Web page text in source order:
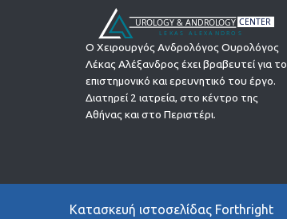
Ο Χειρουργός Ανδρολόγος Ουρολόγος
Λέκας Αλέξανδρος έχει βραβευτεί για το
επιστημονικό και ερευνητικό του έργο.
Διατηρεί 2 ιατρεία, στο κέντρο της
Αθήνας και στο Περιστέρι.
Κατασκευή ιστοσελίδας Forthright